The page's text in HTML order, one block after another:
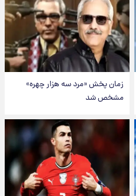
زمان پخش «مرد سه هزار چهره»
مشخص شد